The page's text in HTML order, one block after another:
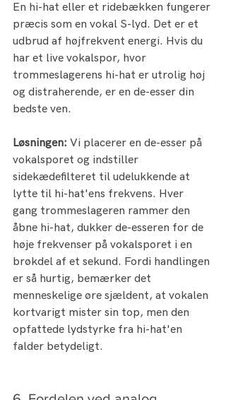
En hi-hat eller et ridebækken fungerer
præcis som en vokal S-lyd. Det er et
udbrud af højfrekvent energi. Hvis du
har et live vokalspor, hvor
trommeslagerens hi-hat er utrolig høj
og distraherende, er en de-esser din
bedste ven.
Løsningen: Vi placerer en de-esser på
vokalsporet og indstiller
sidekædefilteret til udelukkende at
lytte til hi-hat'ens frekvens. Hver
gang trommeslageren rammer den
åbne hi-hat, dukker de-esseren for de
høje frekvenser på vokalsporet i en
brøkdel af et sekund. Fordi handlingen
er så hurtig, bemærker det
menneskelige øre sjældent, at vokalen
kortvarigt mister sin top, men den
opfattede lydstyrke fra hi-hat'en
falder betydeligt.